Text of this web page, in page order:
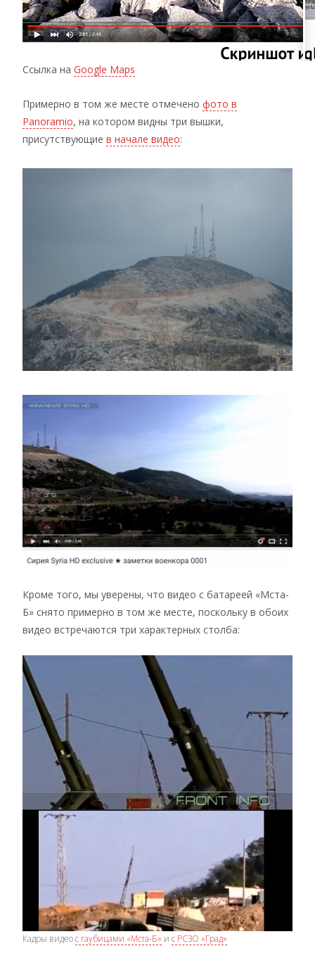
Ссылка на Google Maps
Примерно в том же месте отмечено фото в
Panoramio, на котором видны три вышки,
присутствующие в начале видео:
Кроме того, мы уверены, что видео с батареей «Мста-
Б» снято примерно в том же месте, поскольку в обоих
видео встречаются три характерных столба:
Кадры видеос гаубицами «Мста-Б» и с РСЗО «Град»